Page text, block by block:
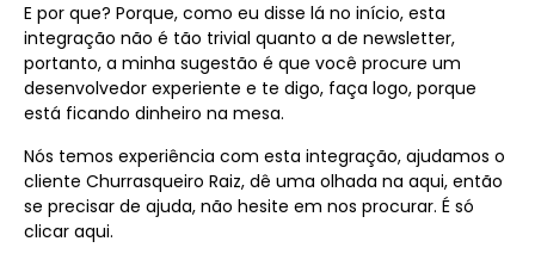
E por que? Porque, como eu disse lá no início, esta
integração não é tão trivial quanto a de newsletter,
portanto, a minha sugestão é que você procure um
desenvolvedor experiente e te digo, faça logo, porque
está ficando dinheiro na mesa.
Nós temos experiência com esta integração, ajudamos o
cliente Churrasqueiro Raiz, dê uma olhada na aqui, então
se precisar de ajuda, não hesite em nos procurar. É só
clicar aqui.